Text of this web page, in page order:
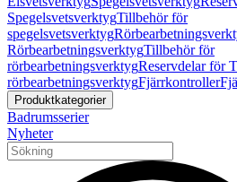
SpegelsvetsverktygTillbehör för
spegelsvetsverktyg
RörbearbetningsverktygTillbehör för
rörbearbetningsverktygReservdelar för
rörbearbetningsverktygFjärrkontroller
Produktkategorier
Badrumsserier
Nyheter